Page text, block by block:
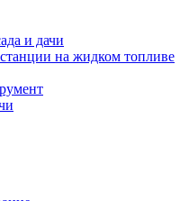
и дачи
на жидком топливе